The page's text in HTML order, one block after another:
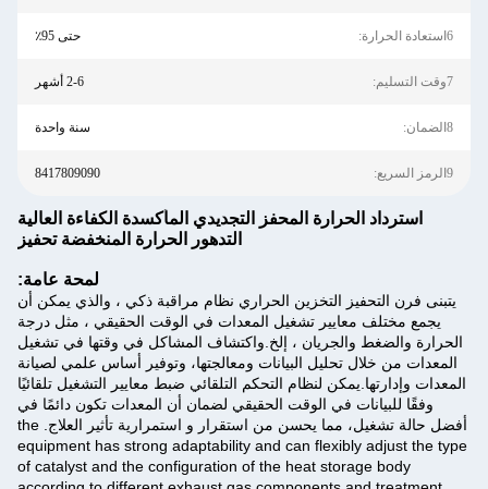
6استعادة الحرارة: حتى 95٪
7وقت التسليم: 2-6 أشهر
8الضمان: سنة واحدة
9الرمز السريع: 8417809090
استرداد الحرارة المحفز التجديدي المأكسدة الكفاءة العالية
التدهور الحرارة المنخفضة تحفيز
لمحة عامة:
يتبنى فرن التحفيز التخزين الحراري نظام مراقبة ذكي ، والذي يمكن أن
يجمع مختلف معايير تشغيل المعدات في الوقت الحقيقي ، مثل درجة
الحرارة والضغط والجريان ، إلخ.واكتشاف المشاكل في وقتها في تشغيل
المعدات من خلال تحليل البيانات ومعالجتها، وتوفير أساس علمي لصيانة
المعدات وإدارتها.يمكن لنظام التحكم التلقائي ضبط معايير التشغيل تلقائيًا
وفقًا للبيانات في الوقت الحقيقي لضمان أن المعدات تكون دائمًا في
أفضل حالة تشغيل، مما يحسن من استقرار و استمرارية تأثير العلاج. the
equipment has strong adaptability and can flexibly adjust the type
of catalyst and the configuration of the heat storage body